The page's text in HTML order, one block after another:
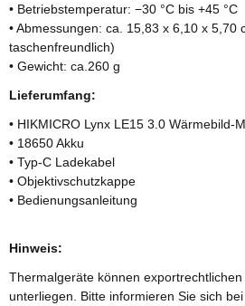
• Betriebstemperatur: −30 °C bis +45 °C
• Abmessungen: ca. 15,83 x 6,10 x 5,70
taschenfreundlich)
• Gewicht: ca.260 g
Lieferumfang:
• HIKMICRO Lynx LE15 3.0 Wärmebild-
• 18650 Akku
• Typ-C Ladekabel
• Objektivschutzkappe
• Bedienungsanleitung
Hinweis:
Thermalgeräte können
unterliegen. Bitte informieren Sie sich